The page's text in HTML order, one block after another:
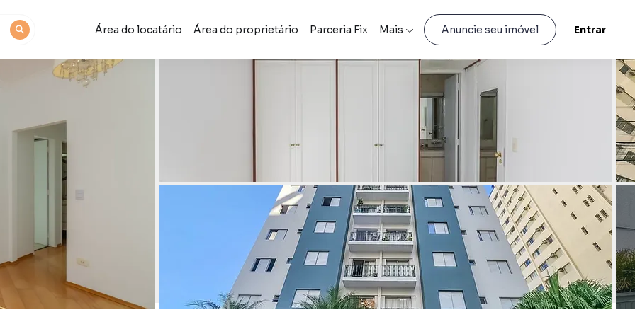
Área do locatário Área do proprietário Parceria Fix Mais Anuncie seu imóvel Entrar